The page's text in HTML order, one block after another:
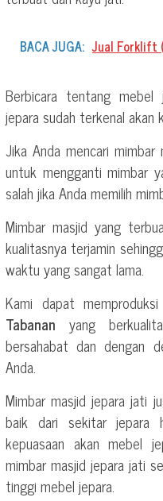
BACA JUGA: Jual Forklift
Berbicara tentang
jepara sudah terkenal akan
Jika Anda mencari
untuk mengganti mimbar
salah jika Anda memilih
Mimbar masjid yang
kualitasnya terjamin
waktu yang sangat lama.
Kami dapat memproduksi
Tabanan yang
bersahabat dan dengan
Anda.
Mimbar masjid jepara jati
baik dari sekitar jepara
kepuasaan akan mebel
mimbar masjid jepara jati
tinggi mebel jepara.